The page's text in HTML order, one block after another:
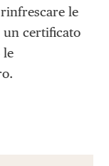
le
un certificato
le